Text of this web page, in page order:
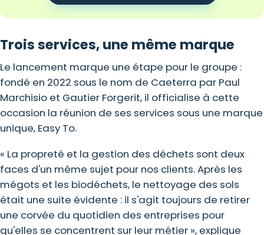
Trois services, une même marque
Le lancement marque une étape pour le groupe :
fondé en 2022 sous le nom de Caeterra par Paul
Marchisio et Gautier Forgerit, il officialise à cette
occasion la réunion de ses services sous une marque
unique, Easy To.
« La propreté et la gestion des déchets sont deux
faces d'un même sujet pour nos clients. Après les
mégots et les biodéchets, le nettoyage des sols
était une suite évidente : il s'agit toujours de retirer
une corvée du quotidien des entreprises pour
qu'elles se concentrent sur leur métier », explique